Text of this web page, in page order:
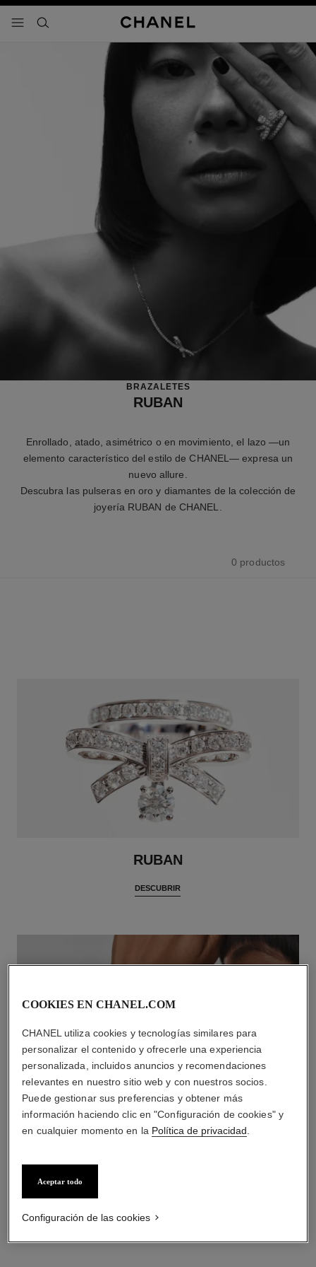
- navegación principal
buscar
BRAZALETES
RUBAN
Enrollado, atado, asimétrico o en movimiento, el lazo —un
elemento característico del estilo de CHANEL— expresa un
nuevo allure.
Descubra las pulseras en oro y diamantes de la colección de
joyería RUBAN de CHANEL.
0 productos
RUBAN
DESCUBRIR
PULSERAS EN ORO BLANCO
COOKIES EN CHANEL.COM
CHANEL utiliza cookies y tecnologías similares para
personalizar el contenido y ofrecerle una experiencia
personalizada, incluidos anuncios y recomendaciones
relevantes en nuestro sitio web y con nuestros socios.
Puede gestionar sus preferencias y obtener más
información haciendo clic en "Configuración de cookies" y
en cualquier momento en la Política de privacidad
Aceptar todo
Configuración de las cookies